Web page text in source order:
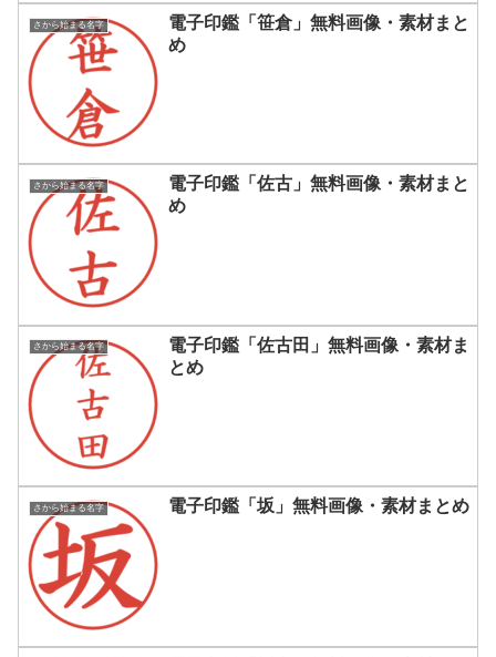
さから始まる名字
電子印鑑「笹倉」無料画像・素材まと
め
さから始まる名字
電子印鑑「佐古」無料画像・素材まと
め
さから始まる名字
電子印鑑「佐古田」無料画像・素材ま
とめ
さから始まる名字 電子印鑑「坂」無料画像・素材まとめ